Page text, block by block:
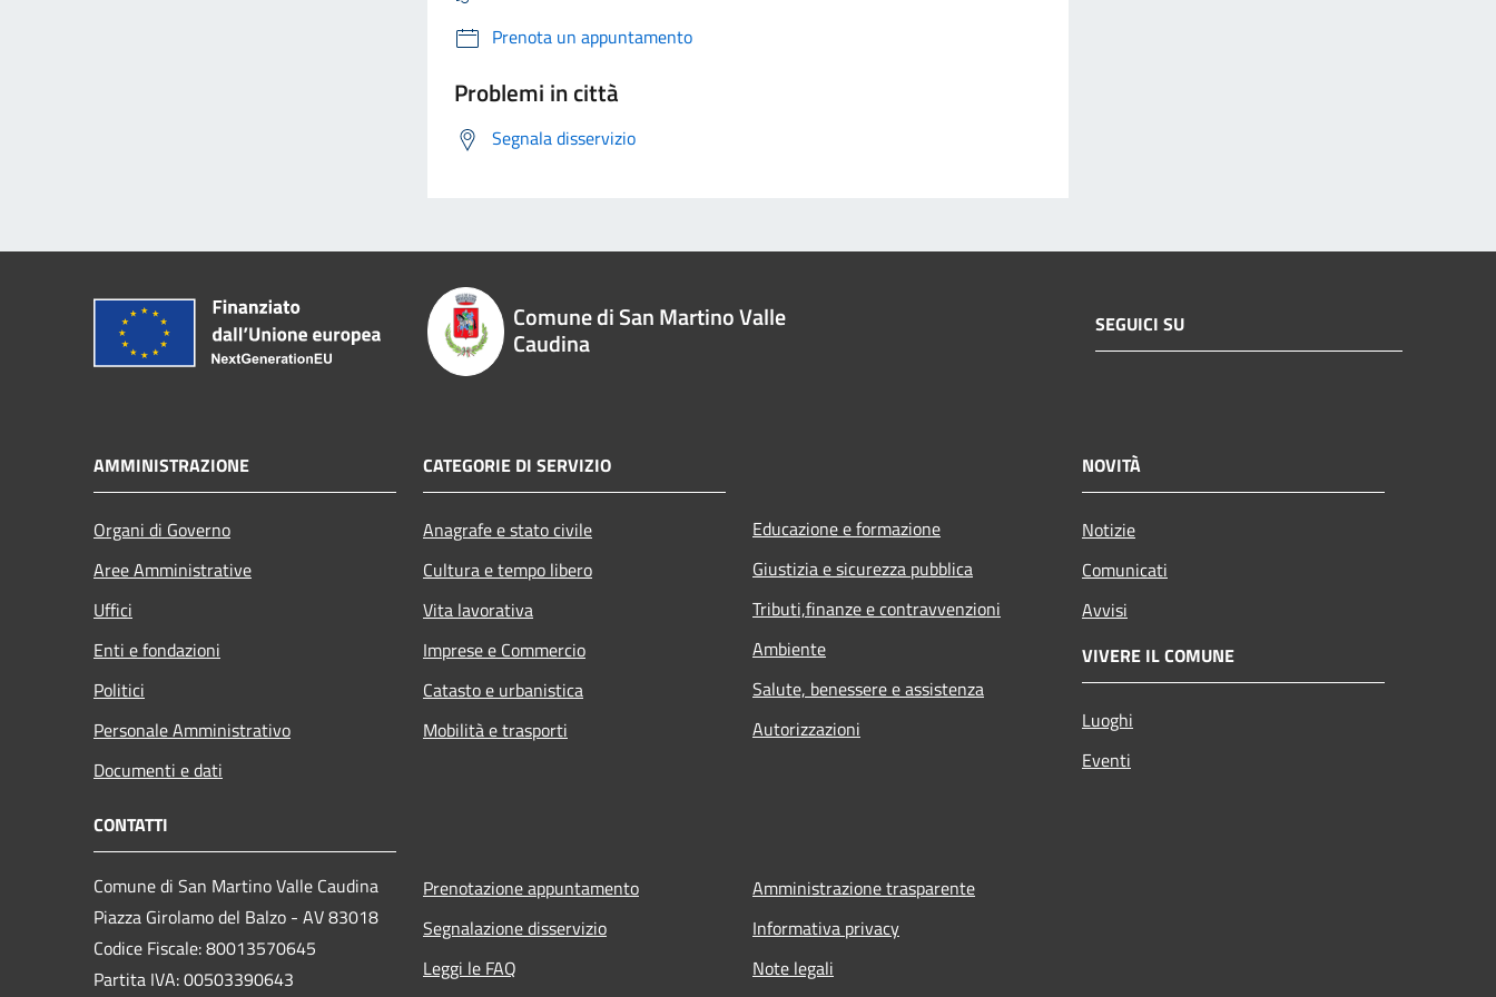
Prenota un appuntamento
Problemi in città
Segnala disservizio
Comune di San Martino Valle
Caudina
SEGUICI SU
AMMINISTRAZIONE
Organi di Governo
Aree Amministrative
Uffici
Enti e fondazioni
Politici
Personale Amministrativo
Documenti e dati
CATEGORIE DI SERVIZIO
Anagrafe e stato civile
Cultura e tempo libero
Vita lavorativa
Imprese e Commercio
Catasto e urbanistica
Mobilità e trasporti
Educazione e formazione
Giustizia e sicurezza pubblica
Tributi,finanze e contravvenzioni
Ambiente
Salute, benessere e assistenza
Autorizzazioni
NOVITÀ
Notizie
Comunicati
Avvisi
VIVERE IL COMUNE
Luoghi
Eventi
CONTATTI
Comune di San Martino Valle Caudina
Piazza Girolamo del Balzo - AV 83018
Codice Fiscale: 80013570645
Partita IVA: 00503390643
Prenotazione appuntamento
Segnalazione disservizio
Leggi le FAQ
Amministrazione trasparente
Informativa privacy
Note legali